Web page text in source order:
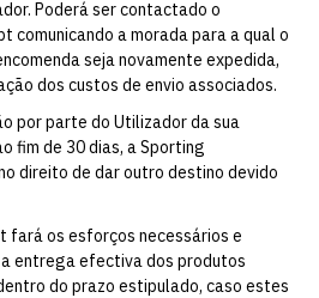
Poderá ser contactado o
comunicando a morada para a qual o
seja novamente expedida,
dos custos de envio associados.
por parte do Utilizador da sua
fim de 30 dias, a Sporting
direito de dar outro destino devido
fará os esforços necessários e
entrega efectiva dos produtos
do prazo estipulado, caso estes